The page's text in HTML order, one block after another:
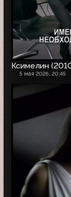
Ксимелин
5 мая 2026, 20:45